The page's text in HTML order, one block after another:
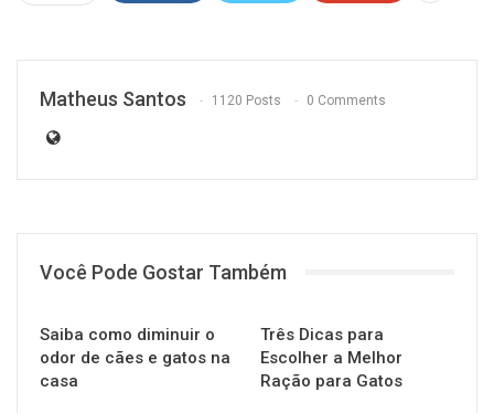
Matheus Santos 1120 Posts 0 Comments
Você Pode Gostar Também
Saiba como diminuir o
odor de cães e gatos na
casa
Três Dicas para
Escolher a Melhor
Ração para Gatos